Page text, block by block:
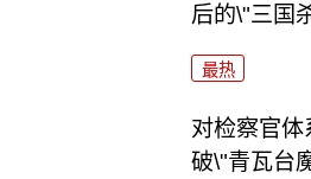
后的\"三国
最热
对检察官
破\"青瓦台